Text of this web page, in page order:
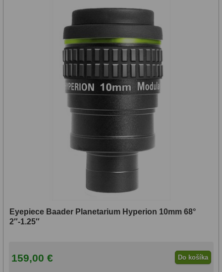
Eyepiece Baader Planetarium Hyperion 10mm 68°
2″-1.25″
159,00 € Do košíka